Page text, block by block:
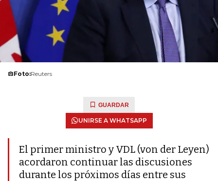
Foto:Reuters
GUARDAR
UNIRSE A WHATSAPP
El primer ministro y VDL (von der Leyen)
acordaron continuar las discusiones
durante los próximos días entre sus